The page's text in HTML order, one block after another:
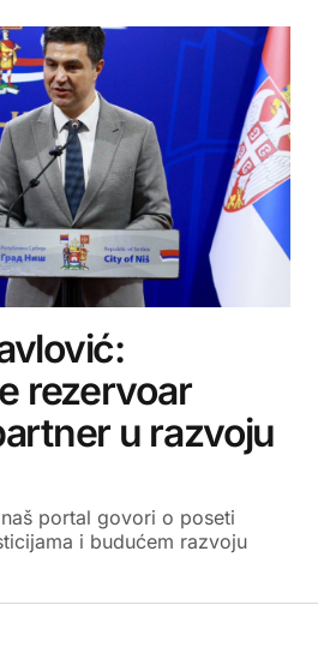
rezervoar
u razvoju
portal govori o poseti
i budućem razvoju